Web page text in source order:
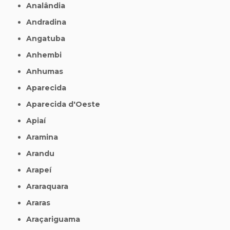
Analândia
Andradina
Angatuba
Anhembi
Anhumas
Aparecida
Aparecida d'Oeste
Apiaí
Aramina
Arandu
Arapeí
Araraquara
Araras
Araçariguama